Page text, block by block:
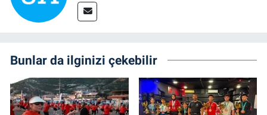
Bunlar da ilginizi çekebilir